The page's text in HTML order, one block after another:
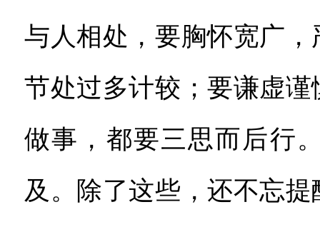
与人相处，要胸怀宽广
节处过多计较；要谦虚
做事，都要三思而后行
及。除了这些，还不忘